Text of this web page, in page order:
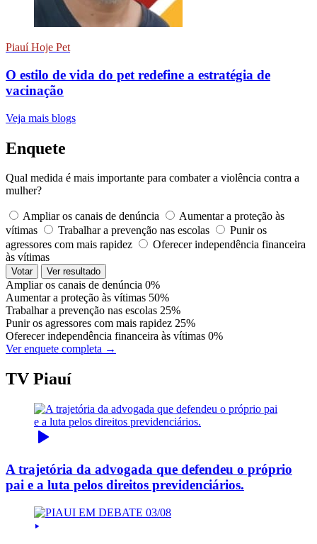
Piauí Hoje Pet
O estilo de vida do pet redefine a estratégia de
vacinação
Veja mais blogs
Enquete
Qual medida é mais importante para combater a violência contra a
mulher?
Ampliar os canais de denúncia
Aumentar a proteção às
vítimas
Trabalhar a prevenção nas escolas
Punir os
agressores com mais rapidez
Oferecer independência financeira
às vítimas
Votar Ver resultado
Ampliar os canais de denúncia 0%
Aumentar a proteção às vítimas 50%
Trabalhar a prevenção nas escolas 25%
Punir os agressores com mais rapidez 25%
Oferecer independência financeira às vítimas 0%
Ver enquete completa →
TV Piauí
A trajetória da advogada que defendeu o próprio
pai e a luta pelos direitos previdenciários.